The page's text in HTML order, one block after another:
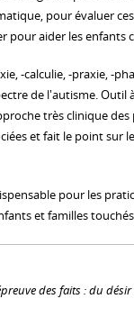
pour évaluer
pour aider les enfants
-calculie, -praxie, -
de l'autisme. Outil
très clinique
et fait le point sur
pour les
et familles
des faits : du